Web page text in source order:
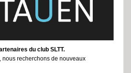
du club SLTT.
nous recherchons de nouveaux